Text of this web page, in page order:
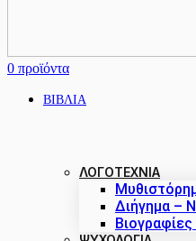
0 προϊόντα
ΒΙΒΛΙΑ
ΛΟΓΟΤΕΧΝΙΑ
Διήγημα –